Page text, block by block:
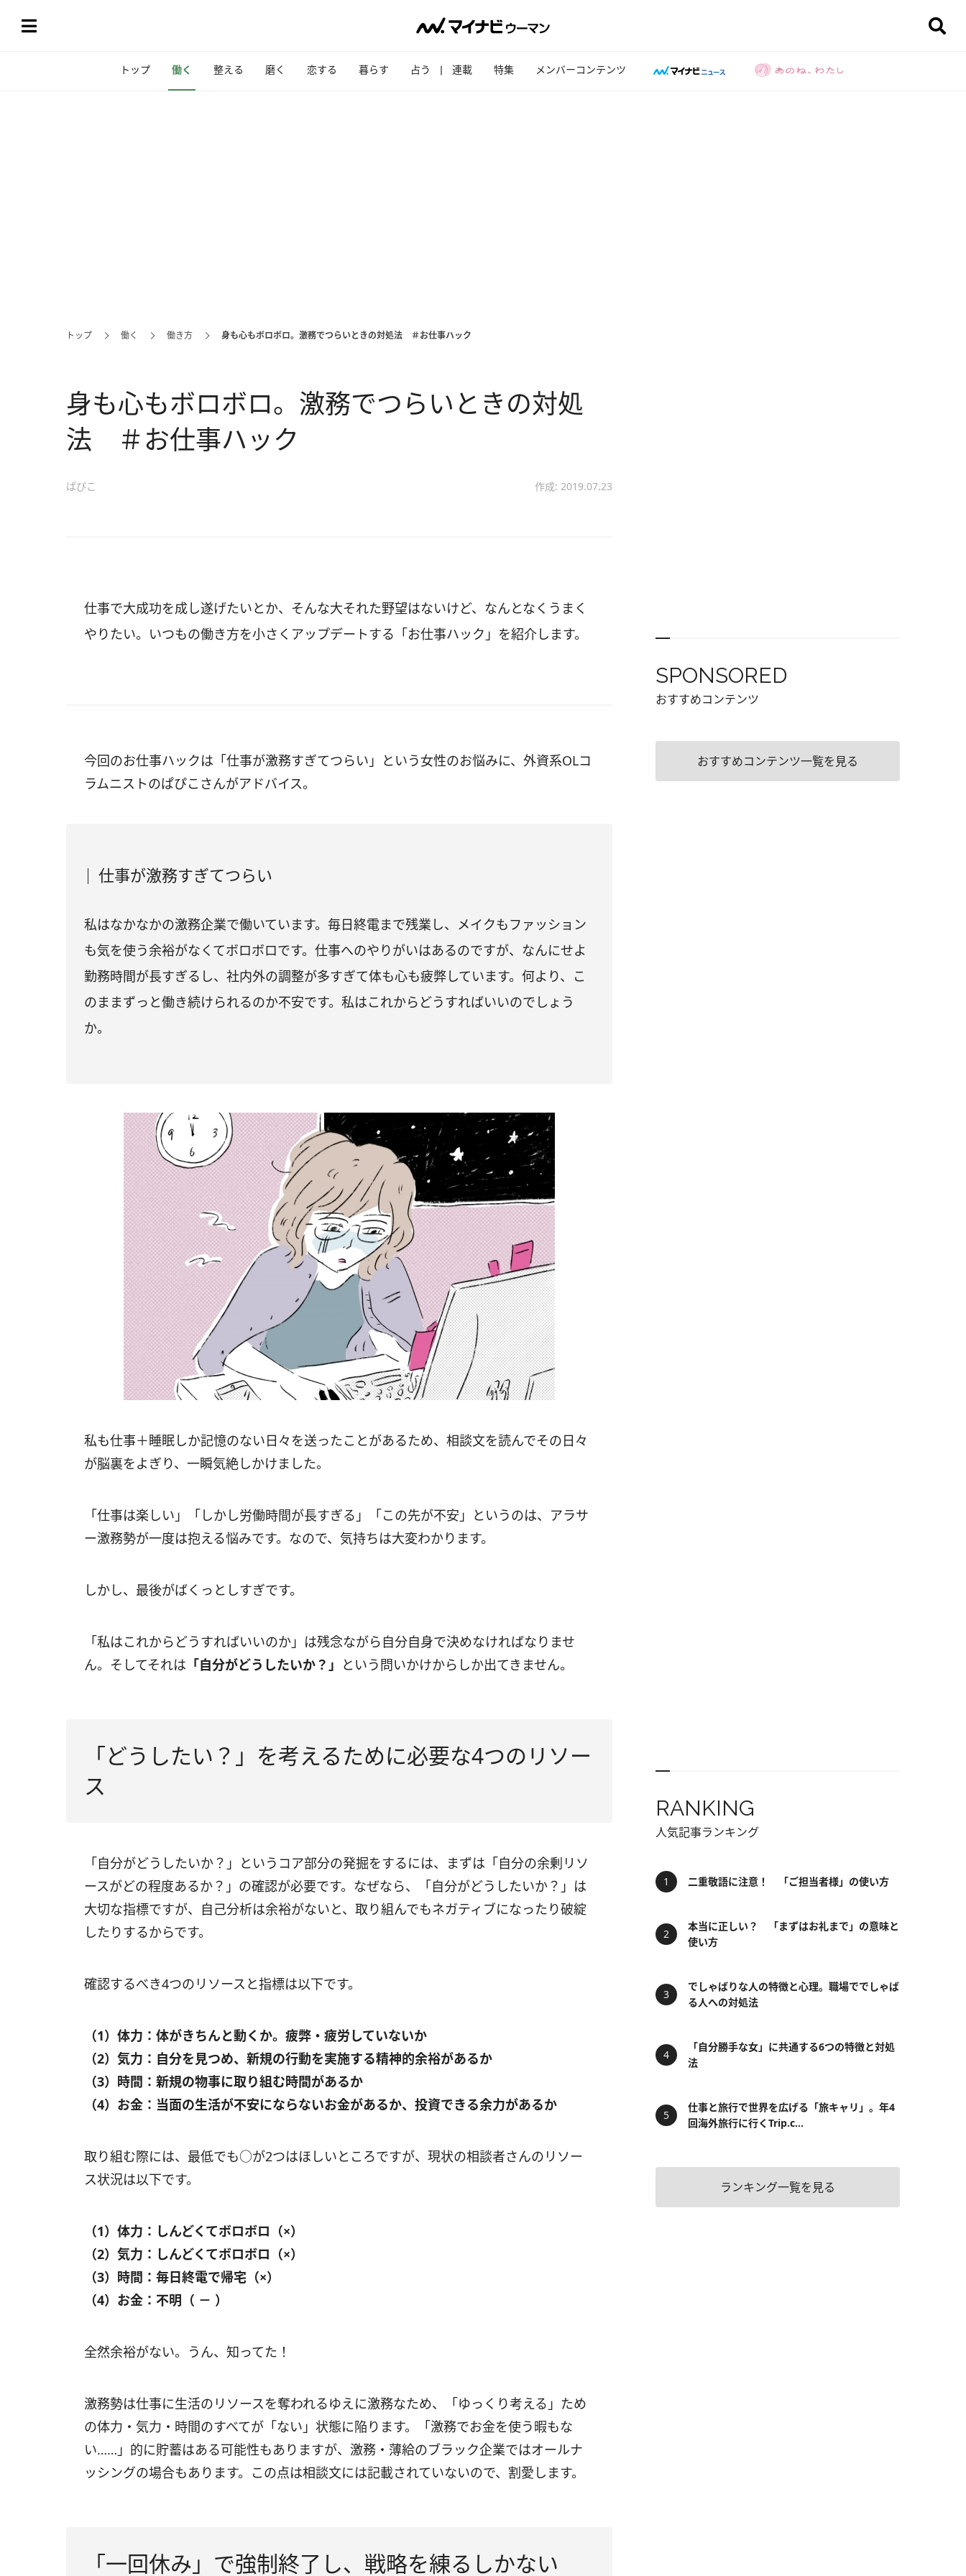
トップ 働く 整える 磨く 恋する 暮らす 占う 連載 特集 メンバーコンテンツ
トップ 働く 働き方 身も心もボロボロ。激務でつらいときの対処法 ＃お仕事ハック
身も心もボロボロ。激務でつらいときの対処
法 ＃お仕事ハック
ぱぴこ 作成: 2019.07.23
仕事で大成功を成し遂げたいとか、そんな大それた野望はないけど、なんとなくうまく
やりたい。いつもの働き方を小さくアップデートする「お仕事ハック」を紹介します。
今回のお仕事ハックは「仕事が激務すぎてつらい」という女性のお悩みに、外資系OLコ
ラムニストのぱぴこさんがアドバイス。
仕事が激務すぎてつらい
私はなかなかの激務企業で働いています。毎日終電まで残業し、メイクもファッション
も気を使う余裕がなくてボロボロです。仕事へのやりがいはあるのですが、なんにせよ
勤務時間が長すぎるし、社内外の調整が多すぎて体も心も疲弊しています。何より、こ
のままずっと働き続けられるのか不安です。私はこれからどうすればいいのでしょう
か。
私も仕事＋睡眠しか記憶のない日々を送ったことがあるため、相談文を読んでその日々
が脳裏をよぎり、一瞬気絶しかけました。
「仕事は楽しい」「しかし労働時間が長すぎる」「この先が不安」というのは、アラサ
ー激務勢が一度は抱える悩みです。なので、気持ちは大変わかります。
しかし、最後がばくっとしすぎです。
「私はこれからどうすればいいのか」は残念ながら自分自身で決めなければなりませ
ん。そしてそれは 「自分がどうしたいか？」 という問いかけからしか出てきません。
「どうしたい？」を考えるために必要な4つのリソー
ス
「自分がどうしたいか？」というコア部分の発掘をするには、まずは「自分の余剰リソ
ースがどの程度あるか？」の確認が必要です。なぜなら、「自分がどうしたいか？」は
大切な指標ですが、自己分析は余裕がないと、取り組んでもネガティブになったり破綻
したりするからです。
確認するべき4つのリソースと指標は以下です。
（1）体力：体がきちんと動くか。疲弊・疲労していないか
（2）気力：自分を見つめ、新規の行動を実施する精神的余裕があるか
（3）時間：新規の物事に取り組む時間があるか
（4）お金：当面の生活が不安にならないお金があるか、投資できる余力があるか
取り組む際には、最低でも○が2つはほしいところですが、現状の相談者さんのリソー
ス状況は以下です。
（1）体力：しんどくてボロボロ（×）
（2）気力：しんどくてボロボロ（×）
（3）時間：毎日終電で帰宅（×）
（4）お金：不明（ － ）
全然余裕がない。うん、知ってた！
激務勢は仕事に生活のリソースを奪われるゆえに激務なため、「ゆっくり考える」ため
の体力・気力・時間のすべてが「ない」状態に陥ります。「激務でお金を使う暇もな
い……」的に貯蓄はある可能性もありますが、激務・薄給のブラック企業ではオールナ
ッシングの場合もあります。この点は相談文には記載されていないので、割愛します。
「一回休み」で強制終了し、戦略を練るしかない
SPONSORED
おすすめコンテンツ
おすすめコンテンツ一覧を見る
RANKING
人気記事ランキング
二重敬語に注意！ 「ご担当者様」の使い方
本当に正しい？ 「まずはお礼まで」の意味と
使い方
でしゃばりな人の特徴と心理。職場ででしゃば
る人への対処法
「自分勝手な女」に共通する6つの特徴と対処
法
仕事と旅行で世界を広げる「旅キャリ」。年4
回海外旅行に行くTrip.c...
ランキング一覧を見る